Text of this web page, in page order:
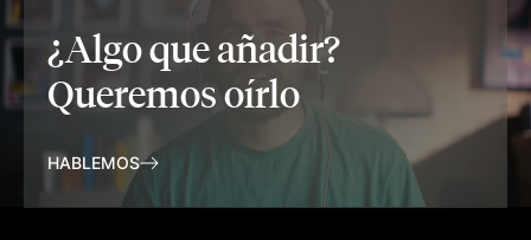
¿Algo que añadir?
Queremos oírlo
HABLEMOS